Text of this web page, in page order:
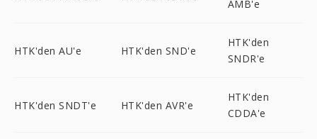
AMB'e
HTK'den AU'e HTK'den SND'e
HTK'den
SNDR'e
HTK'den SNDT'e HTK'den AVR'e
HTK'den
CDDA'e